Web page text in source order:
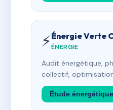
⚡Énergie Verte
ÉNERGIE
Audit énergétique,
collectif,
Étude énergétique